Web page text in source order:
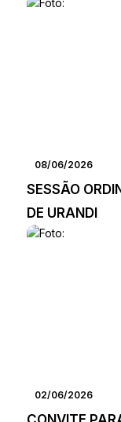
08/06/2026
SESSÃO
DE URANDI
02/06/2026